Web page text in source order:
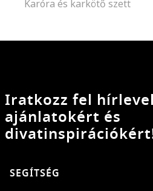
Karóra és karkötő szett
Iratkozz fel
ajánlatokért és
SEGÍTSÉG